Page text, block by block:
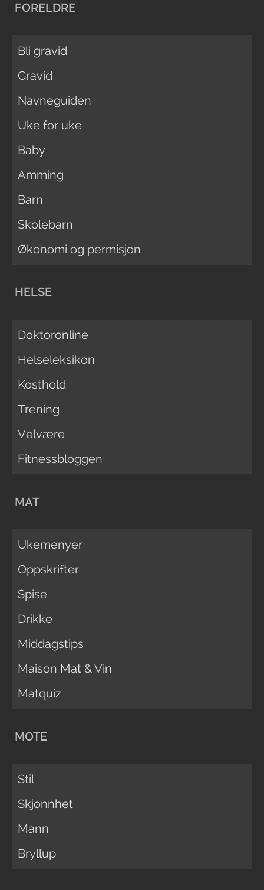
FORELDRE
Bli gravid
Gravid
Navneguiden
Uke for uke
Baby
Amming
Barn
Skolebarn
Økonomi og permisjon
HELSE
Doktoronline
Helseleksikon
Kosthold
Trening
Velvære
Fitnessbloggen
MAT
Ukemenyer
Oppskrifter
Spise
Drikke
Middagstips
Maison Mat & Vin
Matquiz
MOTE
Stil
Skjønnhet
Mann
Bryllup